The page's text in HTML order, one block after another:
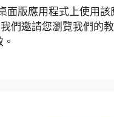
面版應用程式上使用
們邀請您瀏覽我們的